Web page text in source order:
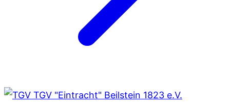
TGV "Eintracht" Beilstein 1823 e.V.